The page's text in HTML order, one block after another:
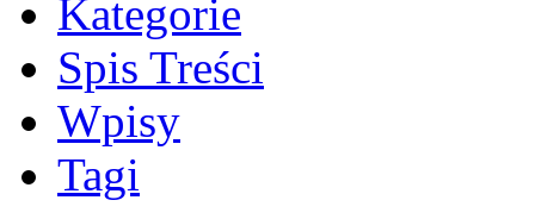
Kategorie
Spis Treści
Wpisy
Tagi